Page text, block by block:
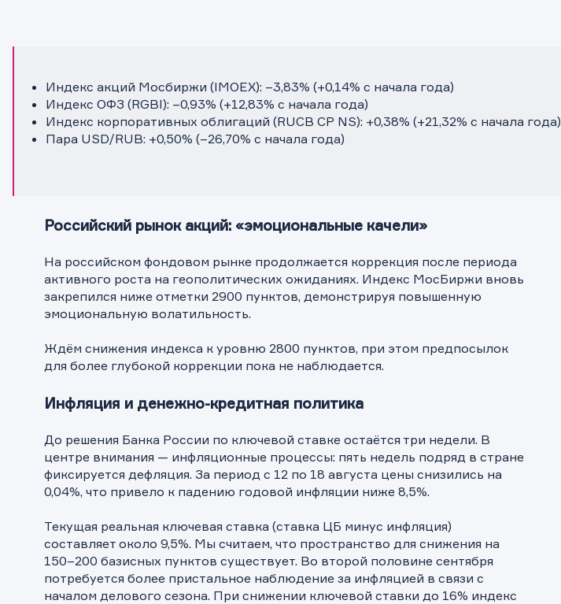
Индекс акций Мосбиржи (IMOEX): –3,83% (+0,14% с начала года)
Индекс ОФЗ (RGBI): –0,93% (+12,83% с начала года)
Индекс корпоративных облигаций (RUCB CP NS): +0,38% (+21,32% с начала года)
Пара USD/RUB: +0,50% (–26,70% с начала года)
Российский рынок акций: «эмоциональные качели»
На российском фондовом рынке продолжается коррекция после периода
активного роста на геополитических ожиданиях. Индекс МосБиржи вновь
закрепился ниже отметки 2900 пунктов, демонстрируя повышенную
эмоциональную волатильность.
Ждём снижения индекса к уровню 2800 пунктов, при этом предпосылок
для более глубокой коррекции пока не наблюдается.
Инфляция и денежно-кредитная политика
До решения Банка России по ключевой ставке остаётся три недели. В
центре внимания — инфляционные процессы: пять недель подряд в стране
фиксируется дефляция. За период с 12 по 18 августа цены снизились на
0,04%, что привело к падению годовой инфляции ниже 8,5%.
Текущая реальная ключевая ставка (ставка ЦБ минус инфляция)
составляет около 9,5%. Мы считаем, что пространство для снижения на
150–200 базисных пунктов существует. Во второй половине сентября
потребуется более пристальное наблюдение за инфляцией в связи с
началом делового сезона. При снижении ключевой ставки до 16% индекс